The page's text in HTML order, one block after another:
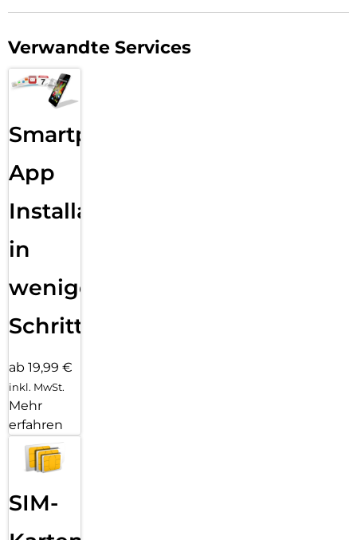
Verwandte Services
Smartphone
App
Installation
in
wenigen
Schritten
ab 19,99 €
inkl. MwSt.
Mehr
erfahren
SIM-